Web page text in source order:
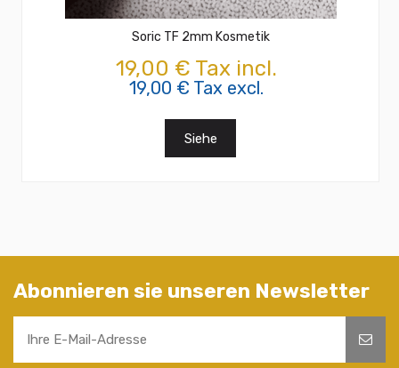
Soric TF 2mm Kosmetik
19,00 € Tax incl.
19,00 € Tax excl.
Siehe
Abonnieren sie unseren Newsletter